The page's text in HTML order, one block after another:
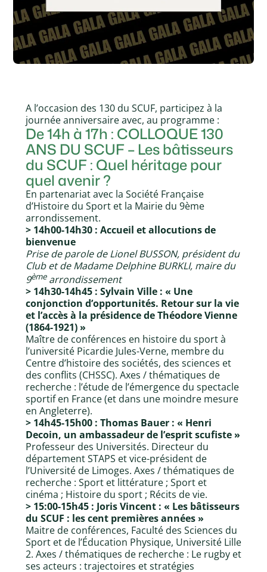
A l’occasion des 130 du SCUF, participez à la
journée anniversaire avec, au programme :
De 14h à 17h : COLLOQUE 130
ANS DU SCUF – Les bâtisseurs
du SCUF : Quel héritage pour
quel avenir ?
En partenariat avec la Société Française
d’Histoire du Sport et la Mairie du 9ème
arrondissement.
> 14h00-14h30 : Accueil et allocutions de
bienvenue
Prise de parole de Lionel BUSSON, président du
Club et de Madame Delphine BURKLI, maire du
9èmearrondissement
> 14h30-14h45 : Sylvain Ville : « Une
conjonction d’opportunités. Retour sur la vie
et l’accès à la présidence de Théodore Vienne
(1864-1921) »
Maître de conférences en histoire du sport à
l’université Picardie Jules-Verne, membre du
Centre d’histoire des sociétés, des sciences et
des conflits (CHSSC). Axes / thématiques de
recherche : l’étude de l’émergence du spectacle
sportif en France (et dans une moindre mesure
en Angleterre).
> 14h45-15h00 : Thomas Bauer : « Henri
Decoin, un ambassadeur de l’esprit scufiste »
Professeur des Universités. Directeur du
département STAPS et vice-président de
l’Université de Limoges. Axes / thématiques de
recherche : Sport et littérature ; Sport et
cinéma ; Histoire du sport ; Récits de vie.
> 15:00-15h45 : Joris Vincent : « Les bâtisseurs
du SCUF : les cent premières années »
Maitre de conférences, Faculté des Sciences du
Sport et de l’Éducation Physique, Université Lille
2. Axes / thématiques de recherche : Le rugby et
ses acteurs : trajectoires et stratégies